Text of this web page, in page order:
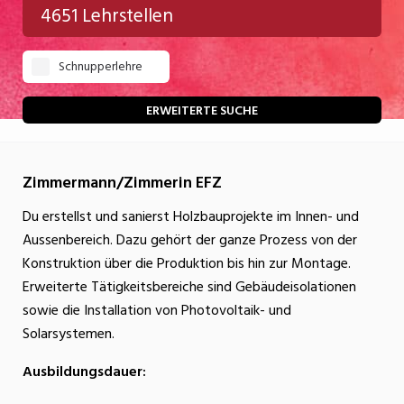
Gastgewerbe
Gesundheit/Pflege/Soziales
Handwerk/Technik
Kultur
Nahrung
Natur
Verkehr/Logistik
Wirtschaft/Verwaltung
4651 Lehrstellen
Schnupperlehre
ERWEITERTE SUCHE
Zimmermann/Zimmerin EFZ
Du erstellst und sanierst Holzbauprojekte im Innen- und
Aussenbereich. Dazu gehört der ganze Prozess von der
Konstruktion über die Produktion bis hin zur Montage.
Erweiterte Tätigkeitsbereiche sind Gebäudeisolationen
sowie die Installation von Photovoltaik- und
Solarsystemen.
Ausbildungsdauer: